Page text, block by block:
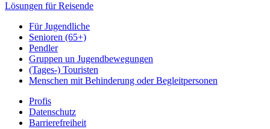
Lösungen für Reisende
Für Jugendliche
Senioren (65+)
Pendler
Gruppen un Jugendbewegungen
(Tages-) Touristen
Menschen mit Behinderung oder Begleitpersonen
Profis
Datenschutz
Barrierefreiheit